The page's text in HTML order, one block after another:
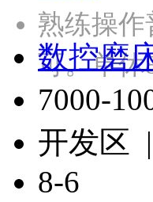
熟练操作
可。单
数控磨
7000-
开发区
8-6